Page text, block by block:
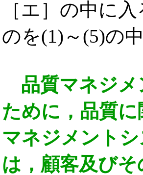
［エ］の中に
のを(1)～(5)の
品質マネジメ
ために，品質
マネジメント
は，顧客及び